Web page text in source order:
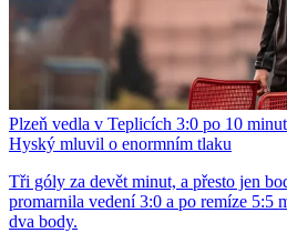
Plzeň vedla v Teplicích 3:0 po 10
Hyský mluvil o enormním tlaku
Tři góly za devět minut, a přesto jen
promarnila vedení 3:0 a po remíze 5:5
dva body.